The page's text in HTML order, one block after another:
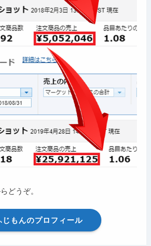
どうぞ。
じもんのプロフィール